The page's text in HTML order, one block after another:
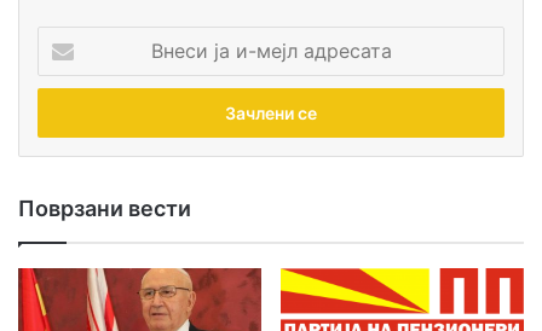
е
и
и
-
м
е
ј
Поврзани вести